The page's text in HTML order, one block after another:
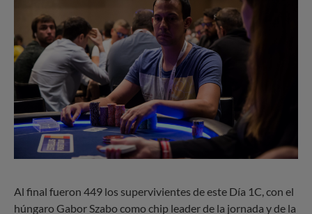
Al final fueron 449 los supervivientes de este Día 1C, con el
húngaro Gabor Szabo como chip leader de la jornada y de la